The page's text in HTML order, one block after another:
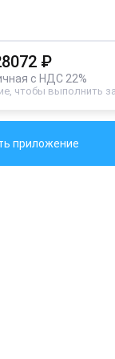
₽
с НДС 22%
чтобы выполнить
приложение